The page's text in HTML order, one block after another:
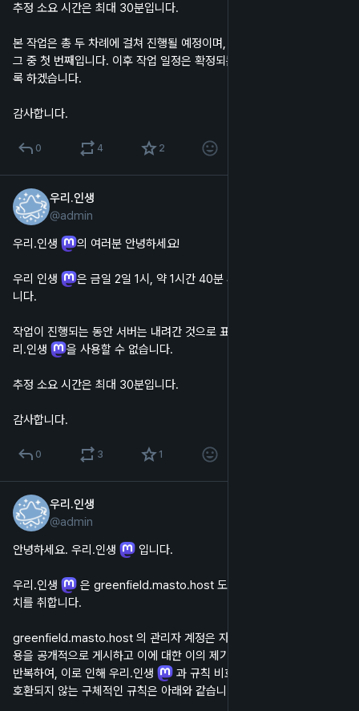
추정 소요 시간은 최대 30분입니다.
본 작업은 총 두 차례에 걸쳐 진행될 예정이며, 이번에 진행되는 작업은
그 중 첫 번째입니다. 이후 작업 일정은 확정되는대로 알려드릴 수 있도
록 하겠습니다.
감사합니다.
0 4 2
우리.인생
@admin
우리.인생
의 여러분 안녕하세요!
우리 인생
은 금일 2일 1시, 약 1시간 40분 후에 서버 이전을 진행합
니다.
작업이 진행되는 동안 서버는 내려간 것으로 표시되며, 웹 및 앱에서 우
리.인생
을 사용할 수 없습니다.
추정 소요 시간은 최대 30분입니다.
감사합니다.
0 3 1
우리.인생
@admin
안녕하세요. 우리.인생
입니다.
우리.인생
은 greenfield.masto.host 도메인에 대해 연합 해제 조
치를 취합니다.
greenfield.masto.host 의 관리자 계정은 자기 인스턴스로의 신고 내
용을 공개적으로 게시하고 이에 대한 이의 제기에 대해 공격적인 언행을
반복하여, 이로 인해 우리.인생
과 규칙 비호환이 발생하였습니다.
호환되지 않는 구체적인 규칙은 아래와 같습니다.